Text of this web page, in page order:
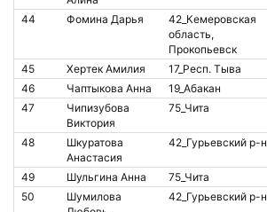
44 Фомина Дарья
42_Кемеровская
область,
Прокопьевск
45 Хертек Амилия 17_Респ. Тыва
46
Чаптыкова Анна 19_Абакан
47
Чипизубова
Виктория
75_Чита
48
Шкуратова
Анастасия
42_Гурьевский р-н
49 Шульгина Анна 75_Чита
50
Шумилова
42_Гурьевский р-н